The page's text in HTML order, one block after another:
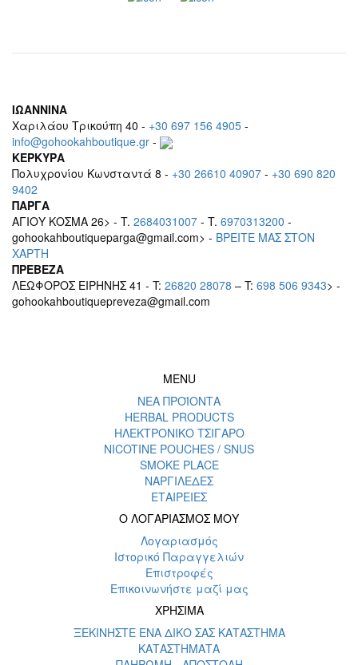
ΙΩΑΝΝΙΝΑ
Χαριλάου Τρικούπη 40 - +30 697 156 4905 -
info@gohookahboutique.gr -
ΚΕΡΚΥΡΑ
Πολυχρονίου Κωνσταντά 8 - +30 26610 40907 - +30 690 820
9402
ΠΑΡΓΑ
ΑΓΙΟΥ ΚΟΣΜΑ 26> - T. 2684031007 - T. 6970313200 -
gohookahboutiqueparga@gmail.com> - BΡEITE MAΣ ΣΤΟΝ
ΧΑΡΤΗ
ΠΡΕΒΕΖΑ
ΛΕΩΦΟΡΟΣ ΕΙΡΗΝΗΣ 41 - T: 26820 28078 – T: 698 506 9343> -
gohookahboutiquepreveza@gmail.com
MENU
ΝΕΑ ΠΡΟΪΟΝΤΑ
HERBAL PRODUCTS
ΗΛΕΚΤΡΟΝΙΚΟ ΤΣΙΓΑΡΟ
NICOTINE POUCHES / SNUS
SMOKE PLACE
ΝΑΡΓΙΛΕΔΕΣ
ΕΤΑΙΡΕΙΕΣ
Ο ΛΟΓΑΡΙΑΣΜΟΣ ΜΟΥ
Λογαριασμός
Ιστορικό Παραγγελιών
Επιστροφές
Επικοινωνήστε μαζί μας
ΧΡΗΣΙΜΑ
ΞΕΚΙΝΗΣΤΕ ΕΝΑ ΔΙΚΟ ΣΑΣ ΚΑΤΑΣΤΗΜΑ
ΚΑΤΑΣΤΗΜΑΤΑ